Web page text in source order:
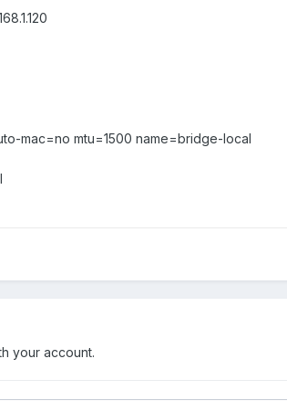
mac=no mtu=1500 name=bridge-local
your account.